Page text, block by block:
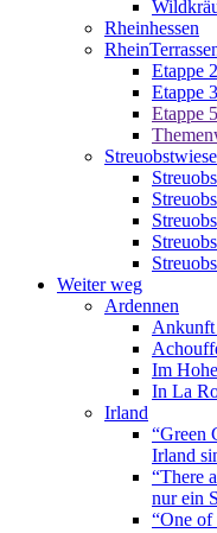
Rheinhessen
Etappe
Etappe
Etappe
Weiter weg
Ardennen
Im
In La
Irland
“Green
Irland
“There
nur ein
“One of